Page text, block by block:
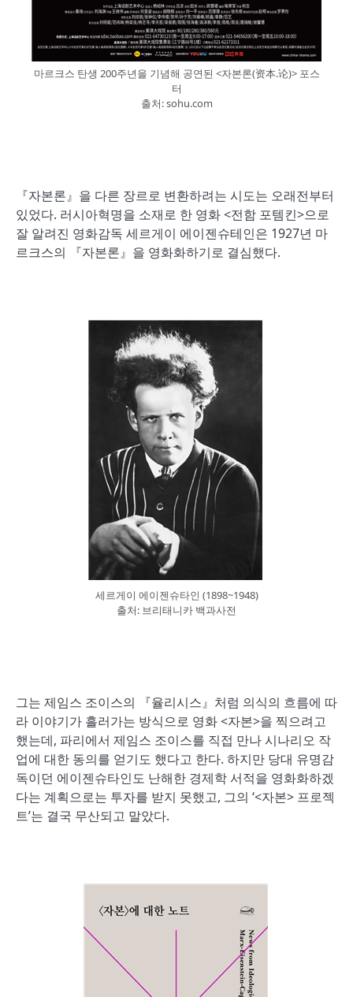
마르크스 탄생 200주년을 기념해 공연된 <자본론(资本.论)> 포스
터
출처: sohu.com
『자본론』을 다른 장르로 변환하려는 시도는 오래전부터
있었다. 러시아혁명을 소재로 한 영화 <전함 포템킨>으로
잘 알려진 영화감독 세르게이 에이젠슈테인은 1927년 마
르크스의 『자본론』을 영화화하기로 결심했다.
세르게이 에이젠슈타인 (1898~1948)
출처: 브리태니카 백과사전
그는 제임스 조이스의 『율리시스』처럼 의식의 흐름에 따
라 이야기가 흘러가는 방식으로 영화 <자본>을 찍으려고
했는데, 파리에서 제임스 조이스를 직접 만나 시나리오 작
업에 대한 동의를 얻기도 했다고 한다. 하지만 당대 유명감
독이던 에이젠슈타인도 난해한 경제학 서적을 영화화하겠
다는 계획으로는 투자를 받지 못했고, 그의 ‘<자본> 프로젝
트’는 결국 무산되고 말았다.